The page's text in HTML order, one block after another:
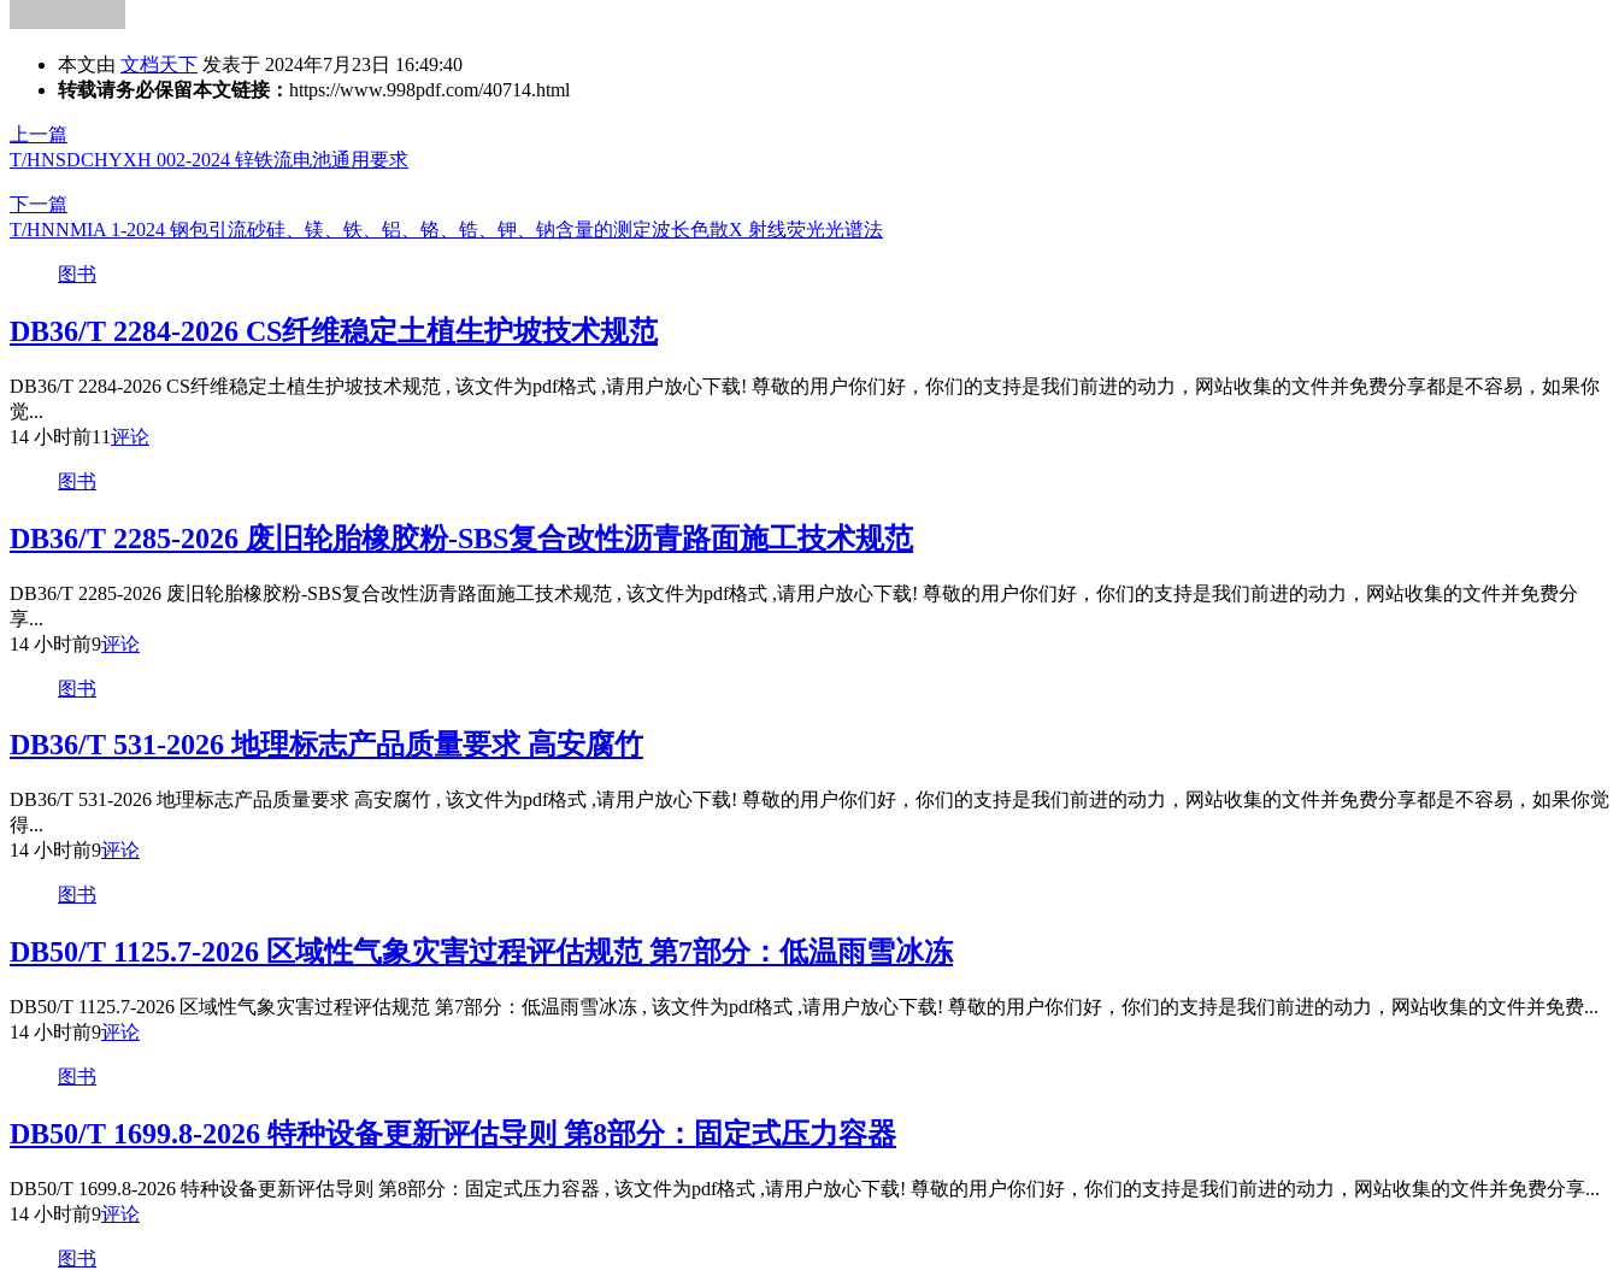
本文由 文档天下 发表于 2024年7月23日 16:49:40
转载请务必保留本文链接： https://www.998pdf.com/40714.html
上一篇
T/HNSDCHYXH 002-2024 锌铁流电池通用要求
下一篇
T/HNNMIA 1-2024 钢包引流砂硅、镁、铁、铝、铬、锆、钾、钠含量的测定波长色散X 射线荧光光谱法
图书
DB36/T 2284-2026 CS纤维稳定土植生护坡技术规范
DB36/T 2284-2026 CS纤维稳定土植生护坡技术规范 , 该文件为pdf格式 ,请用户放心下载! 尊敬的用户你们好，你们的支持是我们前进的动力，网站收集的文件并免费分享都是不容易，如果你
觉...
14 小时前11评论
图书
DB36/T 2285-2026 废旧轮胎橡胶粉-SBS复合改性沥青路面施工技术规范
DB36/T 2285-2026 废旧轮胎橡胶粉-SBS复合改性沥青路面施工技术规范 , 该文件为pdf格式 ,请用户放心下载! 尊敬的用户你们好，你们的支持是我们前进的动力，网站收集的文件并免费分
享...
14 小时前9评论
图书
DB36/T 531-2026 地理标志产品质量要求 高安腐竹
DB36/T 531-2026 地理标志产品质量要求 高安腐竹 , 该文件为pdf格式 ,请用户放心下载! 尊敬的用户你们好，你们的支持是我们前进的动力，网站收集的文件并免费分享都是不容易，如果你觉
得...
14 小时前9评论
图书
DB50/T 1125.7-2026 区域性气象灾害过程评估规范 第7部分：低温雨雪冰冻
DB50/T 1125.7-2026 区域性气象灾害过程评估规范 第7部分：低温雨雪冰冻 , 该文件为pdf格式 ,请用户放心下载! 尊敬的用户你们好，你们的支持是我们前进的动力，网站收集的文件并免费...
14 小时前9评论
图书
DB50/T 1699.8-2026 特种设备更新评估导则 第8部分：固定式压力容器
DB50/T 1699.8-2026 特种设备更新评估导则 第8部分：固定式压力容器 , 该文件为pdf格式 ,请用户放心下载! 尊敬的用户你们好，你们的支持是我们前进的动力，网站收集的文件并免费分享...
14 小时前9评论
图书